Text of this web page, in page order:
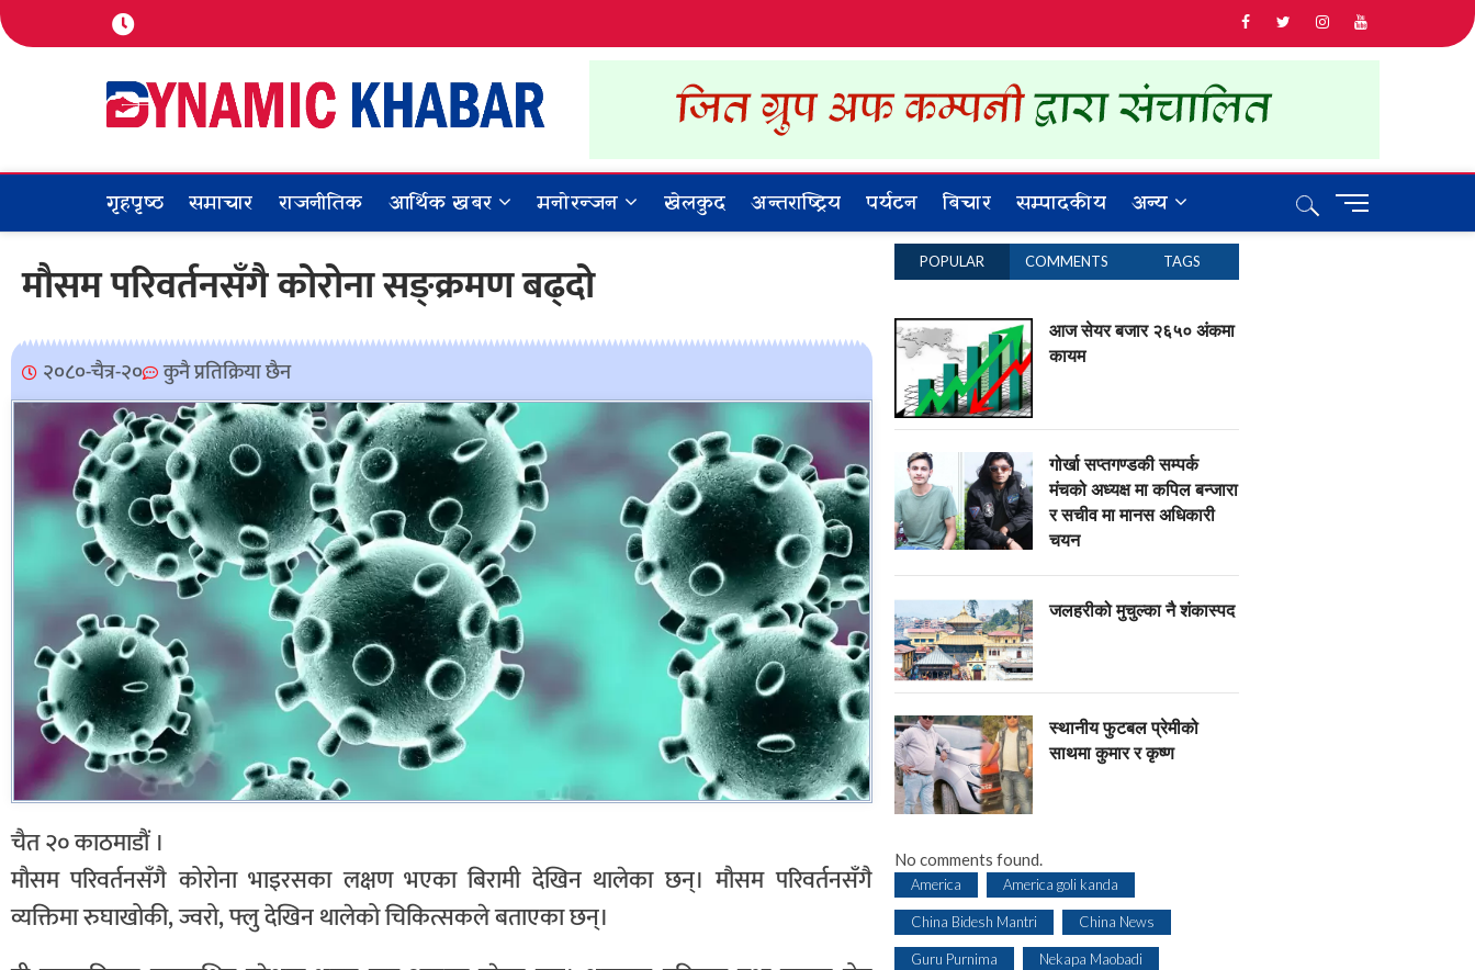
Dynamic Khabar
ALL NEWS IN NEPAL
गृहपृष्ठ समाचार राजनीतिक आर्थिक खबर मनोरन्जन खेलकुद अन्तराष्ट्रिय पर्यटन बिचार सम्पादकीय अन्य
M
मौसम परिवर्तनसँगै कोरोना सङ्क्रमण बढ्दो
२०८०-चैत्र-२० कुनै प्रतिक्रिया छैन
चैत २० काठमाडौं ।
मौसम परिवर्तनसँगै कोरोना भाइरसका लक्षण भएका बिरामी देखिन थालेका छन्। मौसम परिवर्तनसँगै
व्यक्तिमा रुघाखोकी, ज्वरो, फ्लु देखिन थालेको चिकित्सकले बताएका छन्।
POPULAR COMMENTS TAGS
आज सेयर बजार २६५० अंकमा
कायम
गोर्खा सप्तगण्डकी सम्पर्क
मंचको अध्यक्ष मा कपिल बन्जारा
र सचीव मा मानस अधिकारी
चयन
जलहरीको मुचुल्का नै शंंकास्पद
स्थानीय फुटबल प्रेमीको
साथमा कुमार र कृष्ण
No comments found.
America America goli kanda
China Bidesh Mantri China News
Guru Purnima Nekapa Maobadi